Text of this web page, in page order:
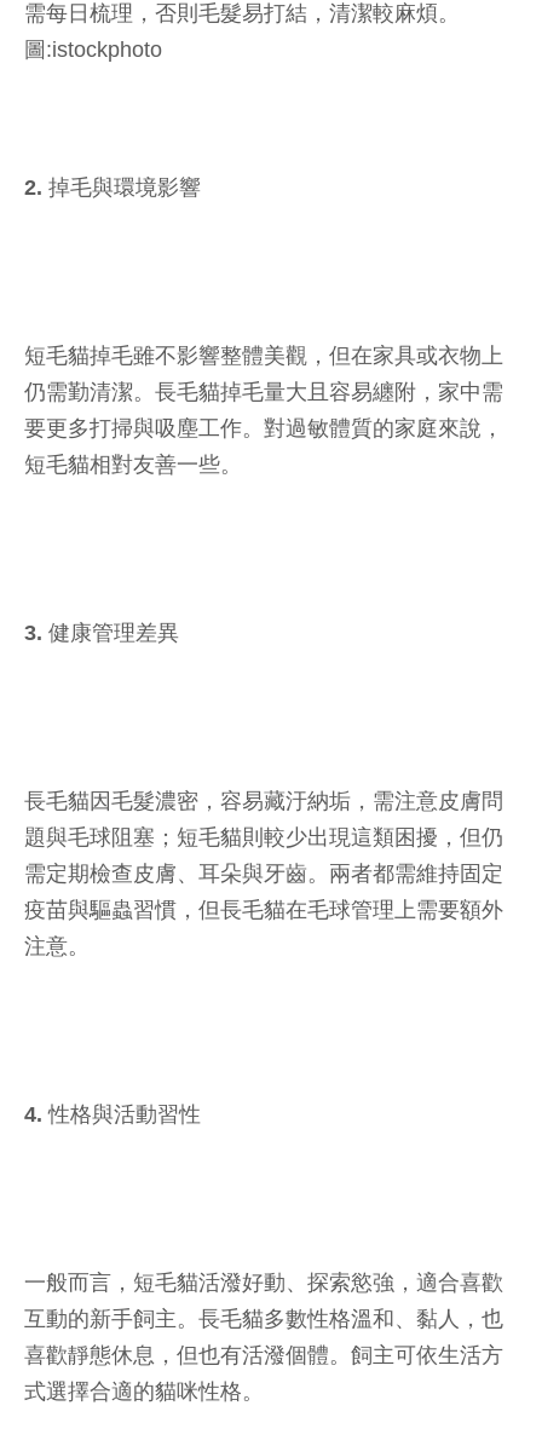
需每日梳理，否則毛髮易打結，清潔較麻煩。
圖:istockphoto
2. 掉毛與環境影響
短毛貓掉毛雖不影響整體美觀，但在家具或衣物上
仍需勤清潔。長毛貓掉毛量大且容易纏附，家中需
要更多打掃與吸塵工作。對過敏體質的家庭來說，
短毛貓相對友善一些。
3. 健康管理差異
長毛貓因毛髮濃密，容易藏汙納垢，需注意皮膚問
題與毛球阻塞；短毛貓則較少出現這類困擾，但仍
需定期檢查皮膚、耳朵與牙齒。兩者都需維持固定
疫苗與驅蟲習慣，但長毛貓在毛球管理上需要額外
注意。
4. 性格與活動習性
一般而言，短毛貓活潑好動、探索慾強，適合喜歡
互動的新手飼主。長毛貓多數性格溫和、黏人，也
喜歡靜態休息，但也有活潑個體。飼主可依生活方
式選擇合適的貓咪性格。